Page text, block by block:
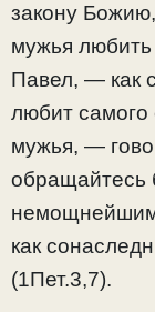
закону
мужья
Павел, — как
любит
мужья, —
обращайтесь
немощнейшим
как
(1Пет.3,7).